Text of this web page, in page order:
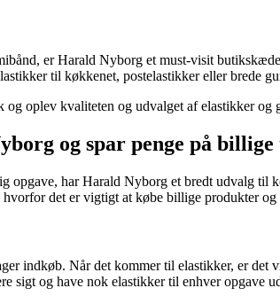
er Harald Nyborg et must-visit
til køkkenet, postelastikker eller
oplev kvaliteten og udvalget af elastikker og
og spar penge på
opgave, har Harald Nyborg et bredt udvalg til
det er vigtigt at købe billige produkter
indkøb. Når det kommer til elastikker, er
sigt og have nok elastikker til enhver opgave